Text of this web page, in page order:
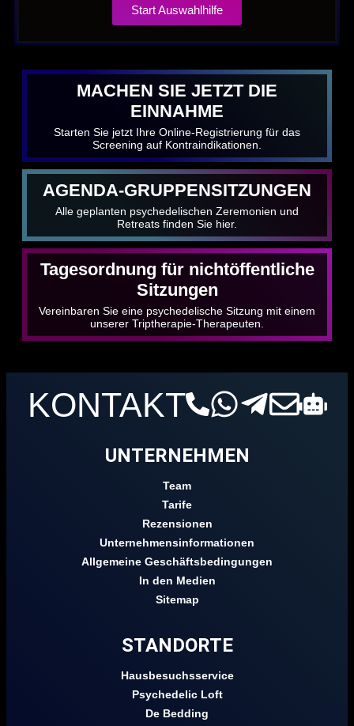
Start Auswahlhilfe
MACHEN SIE JETZT DIE
EINNAHME
Starten Sie jetzt Ihre Online-Registrierung für das
Screening auf Kontraindikationen.
AGENDA-GRUPPENSITZUNGEN
Alle geplanten psychedelischen Zeremonien und
Retreats finden Sie hier.
Tagesordnung für nichtöffentliche
Sitzungen
Vereinbaren Sie eine psychedelische Sitzung mit einem
unserer Triptherapie-Therapeuten.
KONTAKT
UNTERNEHMEN
Team
Tarife
Rezensionen
Unternehmensinformationen
Allgemeine Geschäftsbedingungen
In den Medien
Sitemap
STANDORTE
Hausbesuchsservice
Psychedelic Loft
De Bedding